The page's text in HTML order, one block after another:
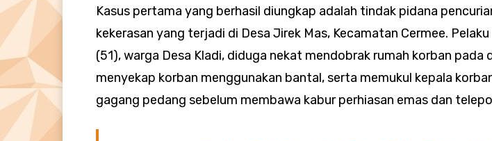
Kasus pertama yang berhasil diungkap adalah tindak pidana
kekerasan yang terjadi di Desa Jirek Mas, Kecamatan Cermee. Pelaku
(51), warga Desa Kladi, diduga nekat mendobrak rumah korban pada
menyekap korban menggunakan bantal, serta memukul kepala
gagang pedang sebelum membawa kabur perhiasan emas dan